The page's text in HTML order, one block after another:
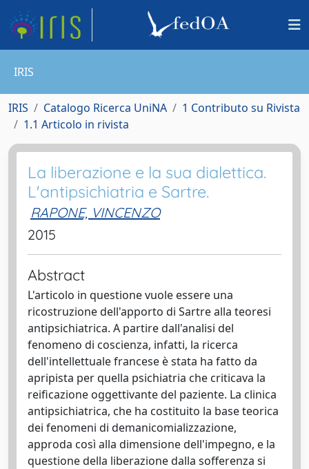
IRIS
IRIS Catalogo Ricerca UniNA
1 Contributo su Rivista
1.1 Articolo in rivista
La liberazione e la sua dialettica.
L'antipsichiatria e Sartre.
RAPONE, VINCENZO
2015
Abstract
L'articolo in questione vuole essere una
ricostruzione dell'apporto di Sartre alla teoresi
antipsichiatrica. A partire dall'analisi del
fenomeno di coscienza, infatti, la ricerca
dell'intellettuale francese è stata ha fatto da
apripista per quella psichiatria che criticava la
reificazione oggettivante del paziente. La clinica
antipsichiatrica, che ha costituito la base teorica
dei fenomeni di demanicomializzazione,
approda così alla dimensione dell'impegno, e la
questione della liberazione dalla sofferenza si